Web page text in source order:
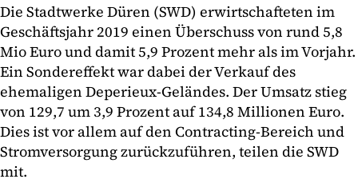
Die Stadtwerke Düren (SWD) erwirtschafteten im
Geschäftsjahr 2019 einen Überschuss von rund 5,8
Mio Euro und damit 5,9 Prozent mehr als im Vorjahr.
Ein Sondereffekt war dabei der Verkauf des
ehemaligen Deperieux-Geländes. Der Umsatz stieg
von 129,7 um 3,9 Prozent auf 134,8 Millionen Euro.
Dies ist vor allem auf den Contracting-Bereich und
Stromversorgung zurückzuführen, teilen die SWD
mit.